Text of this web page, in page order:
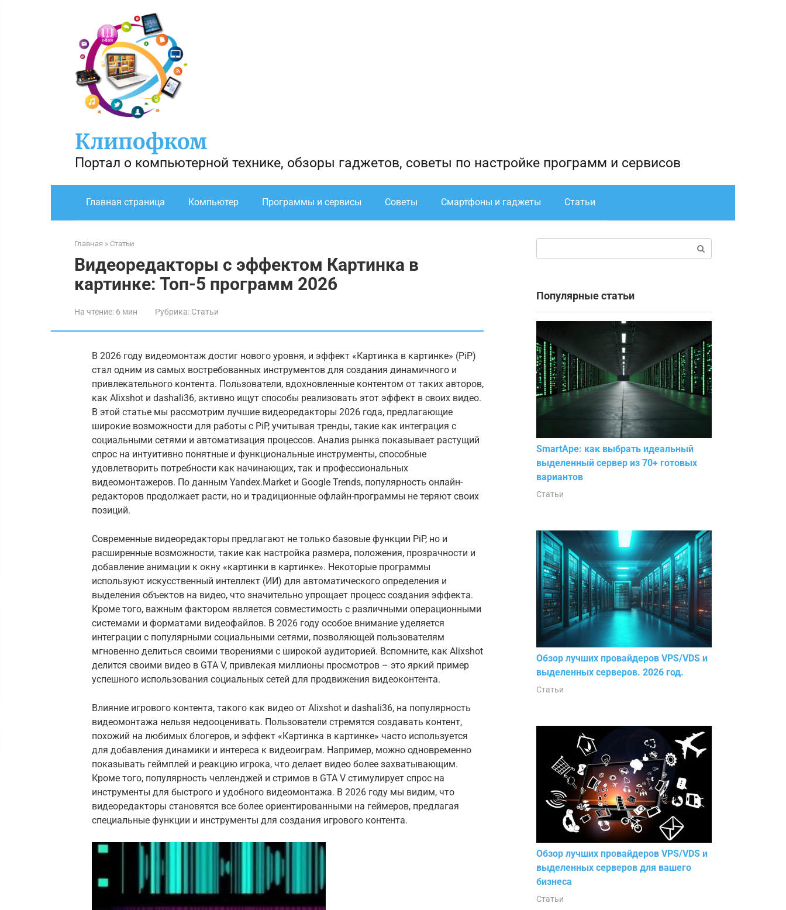
Клипофком
Портал о компьютерной технике, обзоры гаджетов, советы по настройке программ и сервисов
Главная страница Компьютер Программы и сервисы Советы Смартфоны и гаджеты Статьи
Главная » Статьи
Видеоредакторы с эффектом Картинка в
картинке: Топ-5 программ 2026
На чтение: 6 мин Рубрика: Статьи
В 2026 году видеомонтаж достиг нового уровня, и эффект «Картинка в картинке» (PiP)
стал одним из самых востребованных инструментов для создания динамичного и
привлекательного контента. Пользователи, вдохновленные контентом от таких авторов,
как Alixshot и dashali36, активно ищут способы реализовать этот эффект в своих видео.
В этой статье мы рассмотрим лучшие видеоредакторы 2026 года, предлагающие
широкие возможности для работы с PiP, учитывая тренды, такие как интеграция с
социальными сетями и автоматизация процессов. Анализ рынка показывает растущий
спрос на интуитивно понятные и функциональные инструменты, способные
удовлетворить потребности как начинающих, так и профессиональных
видеомонтажеров. По данным Yandex.Market и Google Trends, популярность онлайн-
редакторов продолжает расти, но и традиционные офлайн-программы не теряют своих
позиций.
Современные видеоредакторы предлагают не только базовые функции PiP, но и
расширенные возможности, такие как настройка размера, положения, прозрачности и
добавление анимации к окну «картинки в картинке». Некоторые программы
используют искусственный интеллект (ИИ) для автоматического определения и
выделения объектов на видео, что значительно упрощает процесс создания эффекта.
Кроме того, важным фактором является совместимость с различными операционными
системами и форматами видеофайлов. В 2026 году особое внимание уделяется
интеграции с популярными социальными сетями, позволяющей пользователям
мгновенно делиться своими творениями с широкой аудиторией. Вспомните, как Alixshot
делится своими видео в GTA V, привлекая миллионы просмотров – это яркий пример
успешного использования социальных сетей для продвижения видеоконтента.
Влияние игрового контента, такого как видео от Alixshot и dashali36, на популярность
видеомонтажа нельзя недооценивать. Пользователи стремятся создавать контент,
похожий на любимых блогеров, и эффект «Картинка в картинке» часто используется
для добавления динамики и интереса к видеоиграм. Например, можно одновременно
показывать геймплей и реакцию игрока, что делает видео более захватывающим.
Кроме того, популярность челленджей и стримов в GTA V стимулирует спрос на
инструменты для быстрого и удобного видеомонтажа. В 2026 году мы видим, что
видеоредакторы становятся все более ориентированными на геймеров, предлагая
специальные функции и инструменты для создания игрового контента.
Популярные статьи
SmartApe: как выбрать идеальный
выделенный сервер из 70+ готовых
вариантов
Статьи
Обзор лучших провайдеров VPS/VDS и
выделенных серверов. 2026 год.
Статьи
Обзор лучших провайдеров VPS/VDS и
выделенных серверов для вашего
бизнеса
Статьи